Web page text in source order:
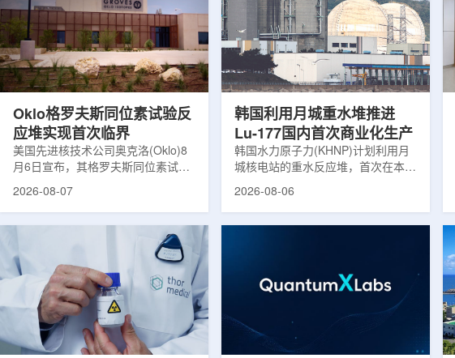
Oklo格罗夫斯同位素试验反
应堆实现首次临界
美国先进核技术公司奥克洛(Oklo)8
月6日宣布，其格罗夫斯同位素试验
反应堆已在低功率状态下实现可控自
格罗夫斯同位素试验反应堆设施(图
片：格罗夫斯)格罗夫斯低功率试验
反应堆位于美国得克萨斯州洛克哈
特，是美国能源部反应堆试点计划下
首个在私人土地上实现临界的反应
堆。根据奥克洛介绍，该设施从未开
发土地起步建设，完成了土建开挖、
工程建设、组件制造或采购、燃料配
2026-08-07
韩国利用月城重水堆推进
Lu-177国内首次商业化生产
韩国水力原子力(KHNP)计划利用月
城核电站的重水反应堆，首次在本土
生产用于癌症治疗的放射性同位素
元化的供应链并缩短运输时间。此次
计划的首要目标是实现镥-177的商业
化生产，预计在2028年进行试生
产，并在2031年开始全面量产。之
后，韩国水力原子力还将扩大生产范
2026-08-06